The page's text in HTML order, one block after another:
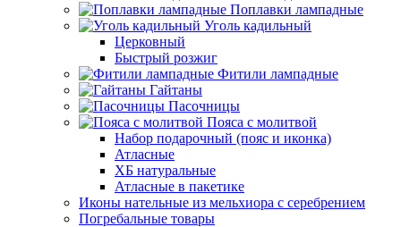
Поплавки лампадные
Уголь кадильный
Церковный
Быстрый розжиг
Фитили лампадные
Гайтаны
Пасочницы
Пояса с молитвой
Набор подарочный (пояс и иконка)
Атласные
ХБ натуральные
Атласные в пакетике
Иконы нательные из мельхиора с серебрением
Погребальные товары